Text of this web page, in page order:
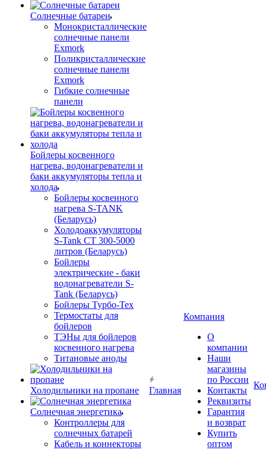
Солнечные батареи
Монокристаллические
солнечные панели
Exmork
Поликристаллические
солнечные панели
Exmork
Гибкие солнечные
панели
Бойлеры косвенного
нагрева, водонагреватели и
баки аккумуляторы тепла и
холода
Бойлеры косвенного
нагрева S-TANK
(Беларусь)
Холодоаккумуляторы
S-Tank СТ 300-5000
литров (Беларусь)
Бойлеры
электрические - баки
водонагреватели S-
Tank (Беларусь)
Бойлеры Турбо-Тех
Термостаты для
бойлеров
ТЭНы для бойлеров
косвенного нагрева
Титановые аноды
Холодильники на пропане
Солнечная энергетика
Контроллеры для
солнечных батарей
Кабель и коннекторы
Главная
Компания
О
компании
Наши
магазины
по России
Контакты
Реквизиты
Гарантия
и возврат
Купить
оптом